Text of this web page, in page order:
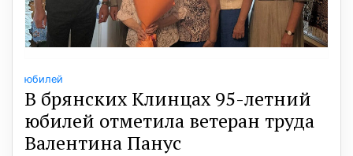
юбилей
В брянских Клинцах 95-летний
юбилей отметила ветеран труда
Валентина Панус